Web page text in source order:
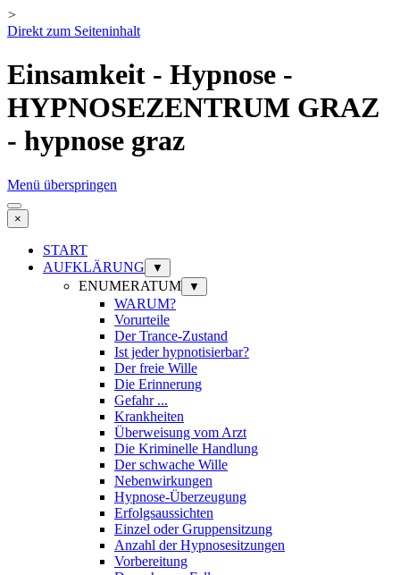
>
Direkt zum Seiteninhalt
Einsamkeit - Hypnose -
HYPNOSEZENTRUM GRAZ
- hypnose graz
Menü überspringen
×
START
AUFKLÄRUNG
▼
ENUMERATUM ▼
WARUM?
Vorurteile
Der Trance-Zustand
Ist jeder hypnotisierbar?
Der freie Wille
Die Erinnerung
Gefahr ...
Krankheiten
Überweisung vom Arzt
Die Kriminelle Handlung
Der schwache Wille
Nebenwirkungen
Hypnose-Überzeugung
Erfolgsaussichten
Einzel oder Gruppensitzung
Anzahl der Hypnosesitzungen
Vorbereitung